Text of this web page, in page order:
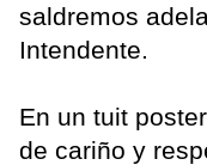
saldremos
Intendente.
En un tuit
de cariño y